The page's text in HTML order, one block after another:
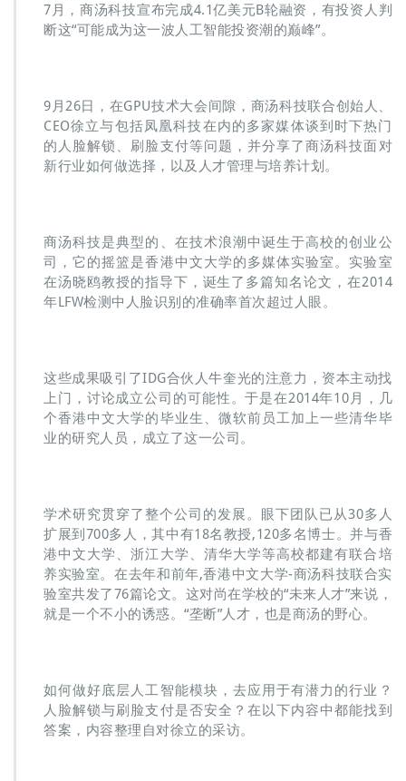
7月，商汤科技宣布完成4.1亿美元B轮融资，有投资人判
断这“可能成为这一波人工智能投资潮的巅峰”。
9月26日，在GPU技术大会间隙，商汤科技联合创始人、
CEO徐立与包括凤凰科技在内的多家媒体谈到时下热门
的人脸解锁、刷脸支付等问题，并分享了商汤科技面对
新行业如何做选择，以及人才管理与培养计划。
商汤科技是典型的、在技术浪潮中诞生于高校的创业公
司，它的摇篮是香港中文大学的多媒体实验室。实验室
在汤晓鸥教授的指导下，诞生了多篇知名论文，在2014
年LFW检测中人脸识别的准确率首次超过人眼。
这些成果吸引了IDG合伙人牛奎光的注意力，资本主动找
上门，讨论成立公司的可能性。于是在2014年10月，几
个香港中文大学的毕业生、微软前员工加上一些清华毕
业的研究人员，成立了这一公司。
学术研究贯穿了整个公司的发展。眼下团队已从30多人
扩展到700多人，其中有18名教授,120多名博士。并与香
港中文大学、浙江大学、清华大学等高校都建有联合培
养实验室。在去年和前年,香港中文大学-商汤科技联合实
验室共发了76篇论文。这对尚在学校的“未来人才”来说，
就是一个不小的诱惑。“垄断”人才，也是商汤的野心。
如何做好底层人工智能模块，去应用于有潜力的行业？
人脸解锁与刷脸支付是否安全？在以下内容中都能找到
答案，内容整理自对徐立的采访。